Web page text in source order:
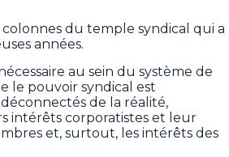
du temple syndical qui a
années.
au sein du système de
le pouvoir syndical est
de la réalité,
intérêts corporatistes et leur
et, surtout, les intérêts des